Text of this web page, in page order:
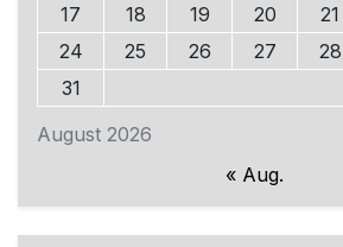
August 2026
17
18 19 20 21
24
25 26 27 28
31
« Aug.